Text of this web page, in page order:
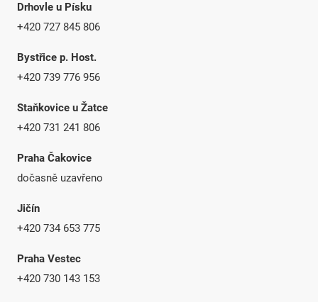
Drhovle u Písku
+420 727 845 806
Bystřice p. Host.
+420 739 776 956
Staňkovice u Žatce
+420 731 241 806
Praha Čakovice
dočasně uzavřeno
Jičín
+420 734 653 775
Praha Vestec
+420 730 143 153